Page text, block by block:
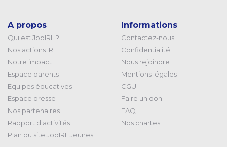
A propos
Qui est JobIRL ?
Nos actions IRL
Notre impact
Espace parents
Equipes éducatives
Espace presse
Nos partenaires
Rapport d'activités
Plan du site JobIRL Jeunes
Informations
Contactez-nous
Confidentialité
Nous rejoindre
Mentions légales
CGU
Faire un don
FAQ
Nos chartes